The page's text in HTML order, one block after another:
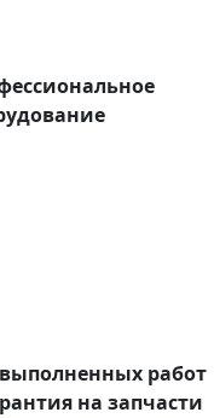
работ
на запчасти